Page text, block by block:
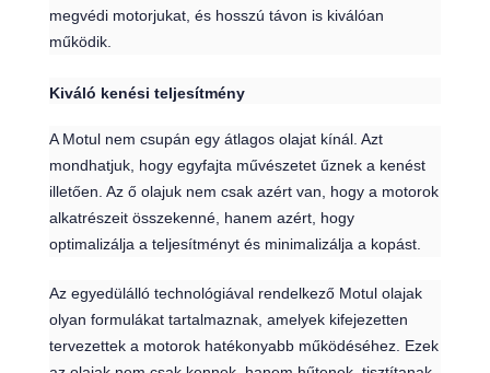
megvédi motorjukat, és hosszú távon is kiválóan
működik.
Kiváló kenési teljesítmény
A Motul nem csupán egy átlagos olajat kínál. Azt
mondhatjuk, hogy egyfajta művészetet űznek a kenést
illetően. Az ő olajuk nem csak azért van, hogy a motorok
alkatrészeit összekenné, hanem azért, hogy
optimalizálja a teljesítményt és minimalizálja a kopást.
Az egyedülálló technológiával rendelkező Motul olajak
olyan formulákat tartalmaznak, amelyek kifejezetten
tervezettek a motorok hatékonyabb működéséhez. Ezek